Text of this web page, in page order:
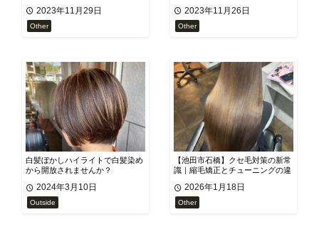
2023年11月29日
Other
2023年11月26日
Other
白髪ぼかしハイライトで白髪染め
から開放されませんか？
2024年3月10日
Outside
【池田市石橋】クセ毛対策の新常
識｜縮毛矯正とチューニングの違
2026年1月18日
Other